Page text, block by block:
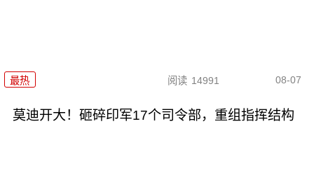
最热 阅读 14991 08-07
莫迪开大！砸碎印军17个司令部，重组指挥结构